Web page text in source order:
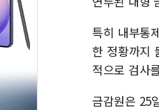
특히 내부통
한 정황까지
적으로 검사
금감원은 25